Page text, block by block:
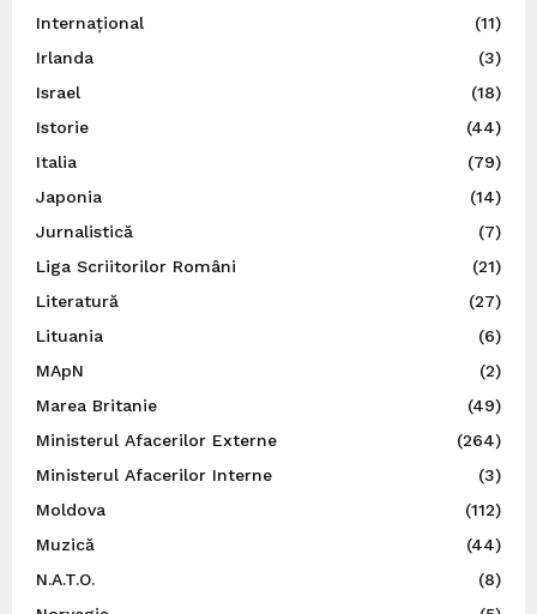
Internațional
(11)
Irlanda
(3)
Israel
(18)
Istorie
(44)
Italia
(79)
Japonia
(14)
Jurnalistică
(7)
Liga Scriitorilor Români
(21)
Literatură
(27)
Lituania
(6)
MApN
(2)
Marea Britanie
(49)
Ministerul Afacerilor Externe
(264)
Ministerul Afacerilor Interne
(3)
Moldova
(112)
Muzică
(44)
N.A.T.O.
(8)